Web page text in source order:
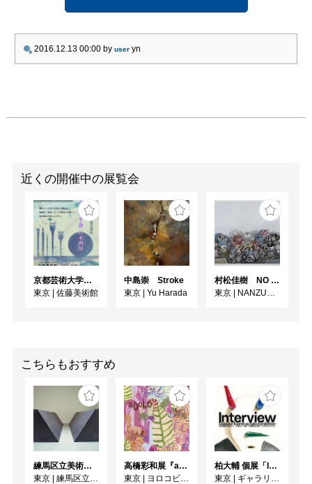
2016.12.13 00:00 by user yn
近くの開催中の展覧会
京都芸術大学通信教育課程 ゆうゆう会日本画展
東京
佐藤美術館
中島崇 Stroke
東京
Yu Harada
村松佳樹 NO SEQUENCE
東京
NANZUKA UNDERGROUND
こちらもおすすめ
練馬区立美術館コレクション 若林奮－Run and Rest－｜寺田真由美－不在の存在－
東京
練馬区立美術館
高橋彩和展『asobo』
東京
ヨロコビtoギャラリー
柏大輔 個展「Interview」
東京
ギャラリー・パリオ